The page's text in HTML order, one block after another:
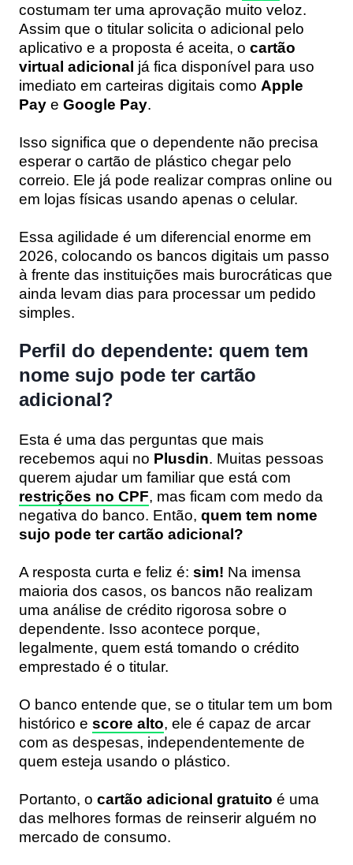
costumam ter uma aprovação muito veloz.
Assim que o titular solicita o adicional pelo
aplicativo e a proposta é aceita, o cartão
virtual adicional já fica disponível para uso
imediato em carteiras digitais como Apple
Pay e Google Pay.
Isso significa que o dependente não precisa
esperar o cartão de plástico chegar pelo
correio. Ele já pode realizar compras online ou
em lojas físicas usando apenas o celular.
Essa agilidade é um diferencial enorme em
2026, colocando os bancos digitais um passo
à frente das instituições mais burocráticas que
ainda levam dias para processar um pedido
simples.
Perfil do dependente: quem tem
nome sujo pode ter cartão
adicional?
Esta é uma das perguntas que mais
recebemos aqui no Plusdin. Muitas pessoas
querem ajudar um familiar que está com
restrições no CPF, mas ficam com medo da
negativa do banco. Então, quem tem nome
sujo pode ter cartão adicional?
A resposta curta e feliz é: sim! Na imensa
maioria dos casos, os bancos não realizam
uma análise de crédito rigorosa sobre o
dependente. Isso acontece porque,
legalmente, quem está tomando o crédito
emprestado é o titular.
O banco entende que, se o titular tem um bom
histórico e score alto, ele é capaz de arcar
com as despesas, independentemente de
quem esteja usando o plástico.
Portanto, o cartão adicional gratuito é uma
das melhores formas de reinserir alguém no
mercado de consumo.